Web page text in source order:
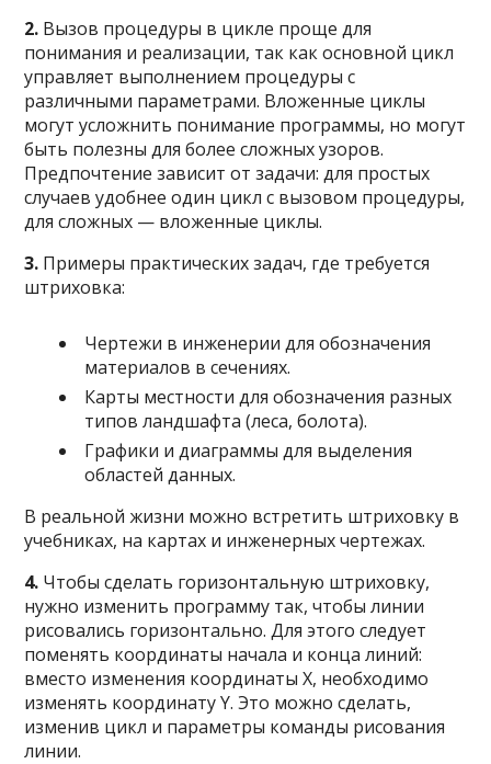
2. Вызов процедуры в цикле проще для
понимания и реализации, так как основной цикл
управляет выполнением процедуры с
различными параметрами. Вложенные циклы
могут усложнить понимание программы, но могут
быть полезны для более сложных узоров.
Предпочтение зависит от задачи: для простых
случаев удобнее один цикл с вызовом процедуры,
для сложных — вложенные циклы.
3. Примеры практических задач, где требуется
штриховка:
Чертежи в инженерии для обозначения
материалов в сечениях.
Карты местности для обозначения разных
типов ландшафта (леса, болота).
Графики и диаграммы для выделения
областей данных.
В реальной жизни можно встретить штриховку в
учебниках, на картах и инженерных чертежах.
4. Чтобы сделать горизонтальную штриховку,
нужно изменить программу так, чтобы линии
рисовались горизонтально. Для этого следует
поменять координаты начала и конца линий:
вместо изменения координаты X, необходимо
изменять координату Y. Это можно сделать,
изменив цикл и параметры команды рисования
линии.